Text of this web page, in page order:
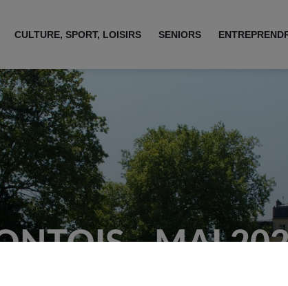
CULTURE, SPORT, LOISIRS SENIORS
- MAI